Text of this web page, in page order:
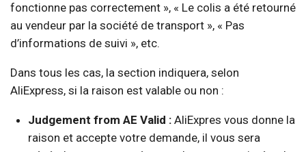
fonctionne pas correctement », « Le colis a été retourné
au vendeur par la société de transport », « Pas
d’informations de suivi », etc.
Dans tous les cas, la section indiquera, selon
AliExpress, si la raison est valable ou non :
Judgement from AE Valid :AliExpres vous donne la
raison et accepte votre demande, il vous sera